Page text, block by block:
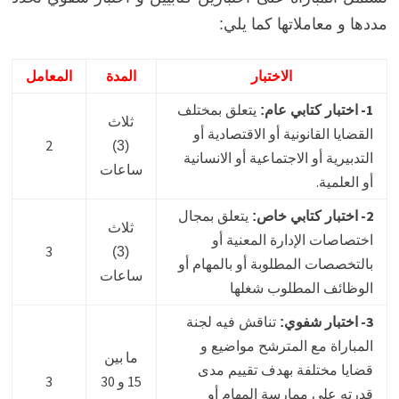
مددها و معاملاتها كما يلي:
المعامل المدة الاختبار
2
ثلاث
(3)
ساعات
1- اختبار كتابي عام: يتعلق بمختلف
القضايا القانونية أو الاقتصادية أو
التدبيرية أو الاجتماعية أو الانسانية
أو العلمية.
3
ثلاث
(3)
ساعات
2- اختبار كتابي خاص: يتعلق بمجال
اختصاصات الإدارة المعنية أو
بالتخصصات المطلوبة أو بالمهام أو
الوظائف المطلوب شغلها
3
ما بين
15 و 30
3- اختبار شفوي: تناقش فيه لجنة
المباراة مع المترشح مواضيع و
قضايا مختلفة بهدف تقييم مدى
قدرته على ممارسة المهام أو